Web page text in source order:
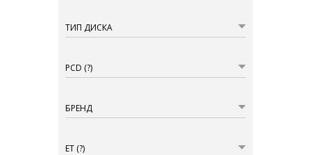
ТИП ДИСКА
PCD (?)
БРЕНД
ET (?)